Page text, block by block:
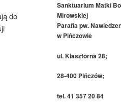
do
Sanktuarium Matki
Mirowskiej
Parafia pw.
w Pińczowie
ul. Klasztorna 28;
28-400 Pińczów;
tel. 41 357 20 84